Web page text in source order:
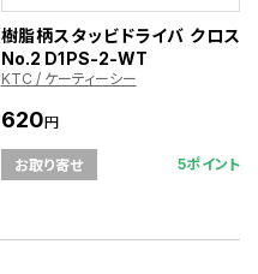
樹脂柄スタッビドライバ クロス
No.2 D1PS-2-WT
KTC / ケーティーシー
620円
お取り寄せ 5ポイント